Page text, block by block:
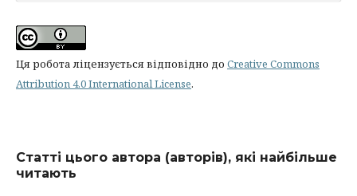
Ця робота ліцензується відповідно до Creative Commons
Attribution 4.0 International License.
Статті цього автора (авторів), які найбільше
читають